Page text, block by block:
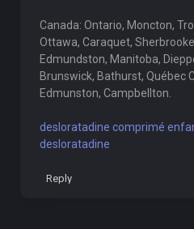
Canada: Ontario, Moncton,
Ottawa, Caraquet,
Edmundston, Manitoba,
Brunswick, Bathurst, Québec
Edmunston, Campbellton.
desloratadine comprimé
desloratadine
Reply